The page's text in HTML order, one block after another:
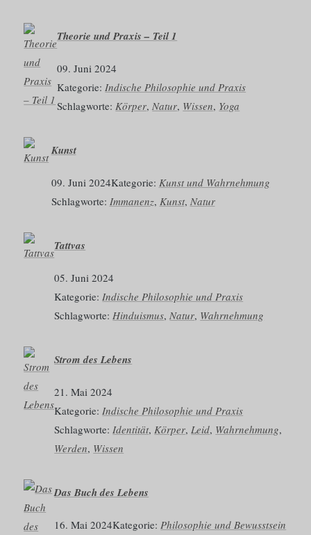
Theorie und Praxis – Teil 1
09. Juni 2024
Kategorie:Indische Philosophie und Praxis
Schlagworte:Körper, Natur, Wissen, Yoga
Kunst
09. Juni 2024Kategorie: Kunst und Wahrnehmung
Schlagworte: Immanenz, Kunst, Natur
Tattvas
05. Juni 2024
Kategorie:Indische Philosophie und Praxis
Schlagworte:Hinduismus, Natur, Wahrnehmung
Strom des Lebens
21. Mai 2024
Kategorie: Indische Philosophie und Praxis
Schlagworte: Identität, Körper, Leid, Wahrnehmung
Werden, Wissen
Das Buch des Lebens
16. Mai 2024Kategorie: Philosophie und Bewusstsein